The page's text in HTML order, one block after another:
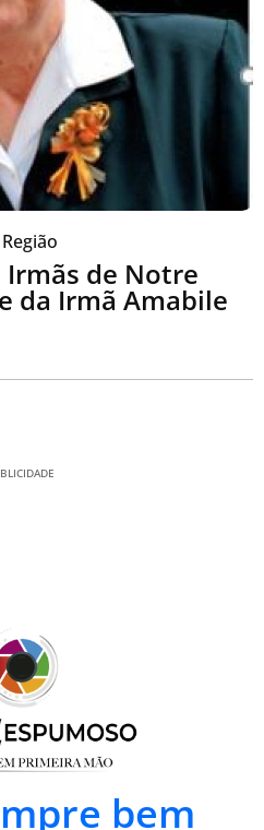
Região
Irmãs de Notre
da Irmã Amabile
bem